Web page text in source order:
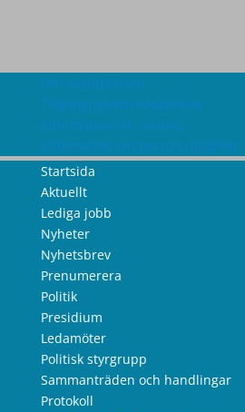
Om webbplatsen
Tillgänglighetsredogörelse
Information om cookies
Information om personuppgifter
Startsida
Aktuellt
Lediga jobb
Nyheter
Nyhetsbrev
Prenumerera
Politik
Presidium
Ledamöter
Politisk styrgrupp
Sammanträden och handlingar
Protokoll